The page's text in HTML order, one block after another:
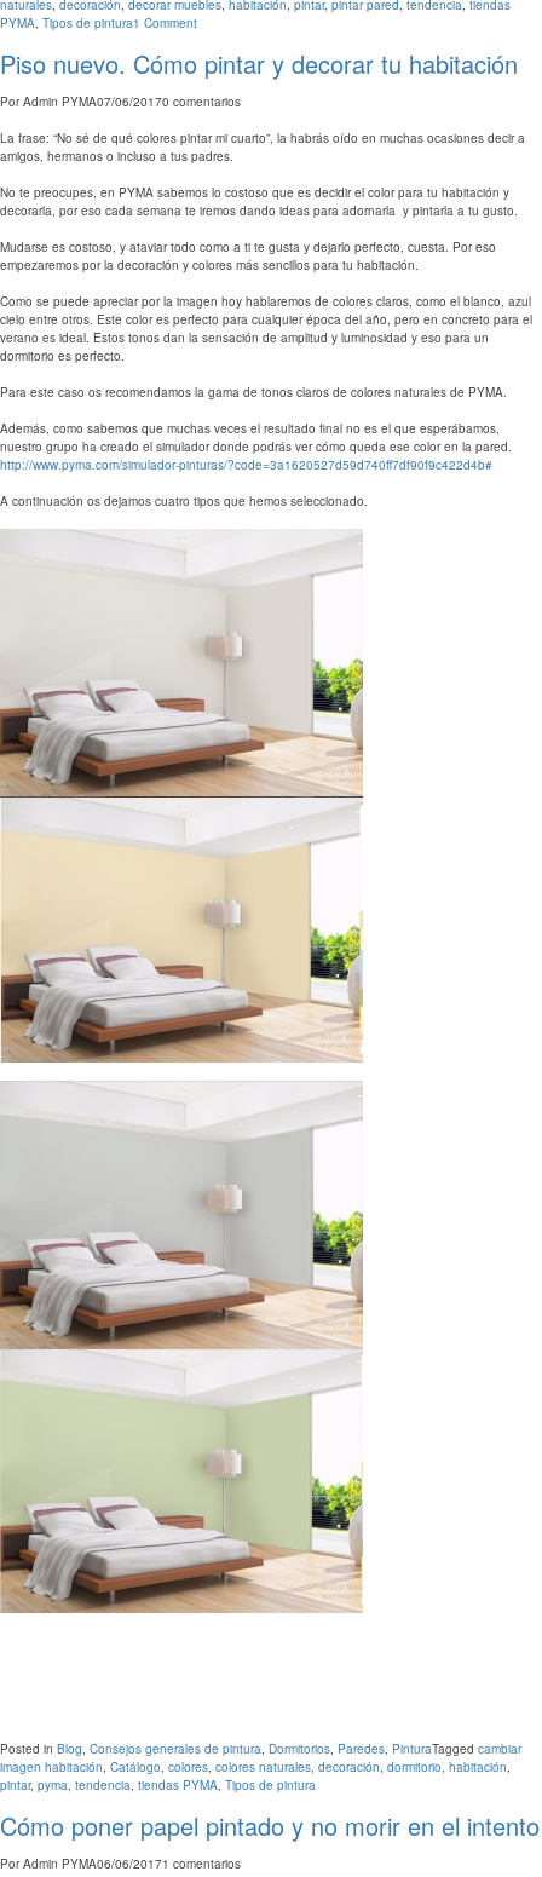
naturales decoración decorar muebles habitación pintar, pintar pared tendencia tiendas
PYMA Tipos de pintura1 Comment
Piso nuevo. Cómo pintar y decorar tu habitación
PorAdmin PYMA07/06/20170 comentarios
La frase: “No sé de qué colores pintar mi cuarto”, la habrás oído en muchas ocasiones decir a
amigos, hermanos o incluso a tus padres.
No te preocupes, en PYMA sabemos lo costoso que es decidir el color para tu habitación y
decorarla, por eso cada semana te iremos dando ideas para adornarla y pintarla a tu gusto.
Mudarse es costoso, y ataviar todo como a ti te gusta y dejarlo perfecto, cuesta. Por eso
empezaremos por la decoración y colores más sencillos para tu habitación.
Como se puede apreciar por la imagen hoy hablaremos de colores claros, como el blanco, azul
cielo entre otros. Este color es perfecto para cualquier época del año, pero en concreto para el
verano es ideal. Estos tonos dan la sensación de amplitud y luminosidad y eso para un
dormitorio es perfecto.
Para este caso os recomendamos la gama de tonos claros de colores naturales de PYMA.
Además, como sabemos que muchas veces el resultado final no es el que esperábamos,
nuestro grupo ha creado el simulador donde podrás ver cómo queda ese color en la pared.
http://www.pyma.com/simulador-pinturas/?code=3a1620527d59d740ff7df90f9c422d4b#
A continuación os dejamos cuatro tipos que hemos seleccionado.
Posted in Blog, Consejos generales de pintura, Dormitorios, Paredes, PinturaTagged cambiar
imagen habitación, Catálogo, colores, colores naturales, decoración, dormitorio, habitación,
pintar, pyma, tendencia, tiendas PYMA, Tipos de pintura
Cómo poner papel pintado y no morir en el intento
PorAdmin PYMA06/06/20171 comentarios